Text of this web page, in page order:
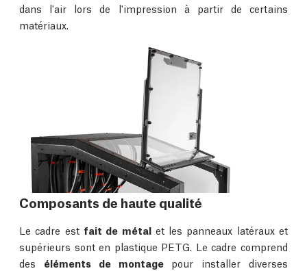
dans l'air lors de l'impression à partir de certains
matériaux.
Composants de haute qualité
Le cadre est fait de métalet les panneaux latéraux et
supérieurs sont en plastique PETG. Le cadre comprend
des éléments de montagepour installer diverses